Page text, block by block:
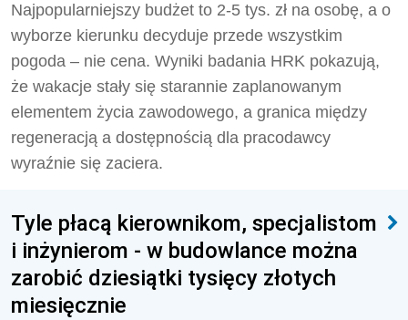
Najpopularniejszy budżet to 2-5 tys. zł na osobę, a o
wyborze kierunku decyduje przede wszystkim
pogoda – nie cena. Wyniki badania HRK pokazują,
że wakacje stały się starannie zaplanowanym
elementem życia zawodowego, a granica między
regeneracją a dostępnością dla pracodawcy
wyraźnie się zaciera.
Tyle płacą kierownikom, specjalistom
i inżynierom - w budowlance można
zarobić dziesiątki tysięcy złotych
miesięcznie